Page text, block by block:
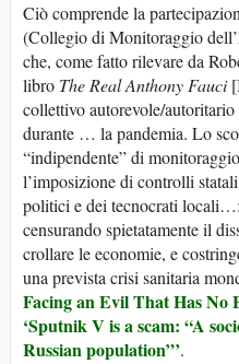
Ciò comprende la
(Collegio di Monitoraggio
che, come fatto rilevare da
libro The Real Anthony Fauci
collettivo autorevole/
durante … la pandemia. Lo
“indipendente” di
l’imposizione di controlli
politici e dei tecnocrati
censurando spietatamente il
crollare le economie, e
una prevista crisi sanitaria
Facing an Evil That Has No
‘Sputnik V is a scam: “A
Russian population”’.